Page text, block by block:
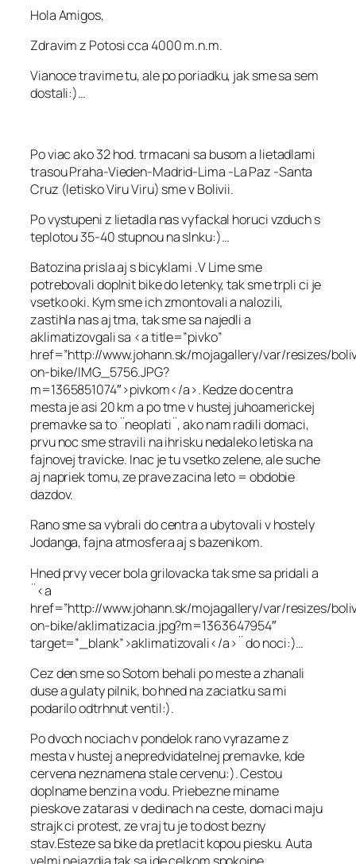
Hola Amigos,
Zdravim z Potosi cca 4000 m.n.m.
Vianoce travime tu, ale po poriadku, jak sme sa sem
dostali:)…
Po viac ako 32 hod. trmacani sa busom a lietadlami
trasou Praha-Vieden-Madrid-Lima -La Paz -Santa
Cruz (letisko Viru Viru) sme v Bolivii.
Po vystupeni z lietadla nas vyfackal horuci vzduch s
teplotou 35-40 stupnou na slnku:)…
Batozina prisla aj s bicyklami .V Lime sme
potrebovali doplnit bike do letenky, tak sme trpli ci je
vsetko oki. Kym sme ich zmontovali a nalozili,
zastihla nas aj tma, tak sme sa najedli a
aklimatizovgali sa <a title=”pivko”
href=”http://www.johann.sk/mojagallery/var/resizes/
on-bike/IMG_5756.JPG?
m=1365851074″>pivkom</a>. Kedze do centra
mesta je asi 20 km a po tme v hustej juhoamerickej
premavke sa to ¨neoplati¨, ako nam radili domaci,
prvu noc sme stravili na ihrisku nedaleko letiska na
fajnovej travicke. Inac je tu vsetko zelene, ale suche
aj napriek tomu, ze prave zacina leto = obdobie
dazdov.
Rano sme sa vybrali do centra a ubytovali v hostely
Jodanga, fajna atmosfera aj s bazenikom.
Hned prvy vecer bola grilovacka tak sme sa pridali a
¨<a
href=”http://www.johann.sk/mojagallery/var/resizes/
on-bike/aklimatizacia.jpg?m=1363647954″
target=”_blank”>aklimatizovali</a>¨ do noci:)…
Cez den sme so Sotom behali po meste a zhanali
duse a gulaty pilnik, bo hned na zaciatku sa mi
podarilo odtrhnut ventil:).
Po dvoch nociach v pondelok rano vyrazame z
mesta v hustej a nepredvidatelnej premavke, kde
cervena neznamena stale cervenu:). Cestou
doplname benzin a vodu. Priebezne miname
pieskove zatarasi v dedinach na ceste, domaci maju
strajk ci protest, ze vraj tu je to dost bezny
stav.Esteze sa bike da pretlacit kopou piesku. Auta